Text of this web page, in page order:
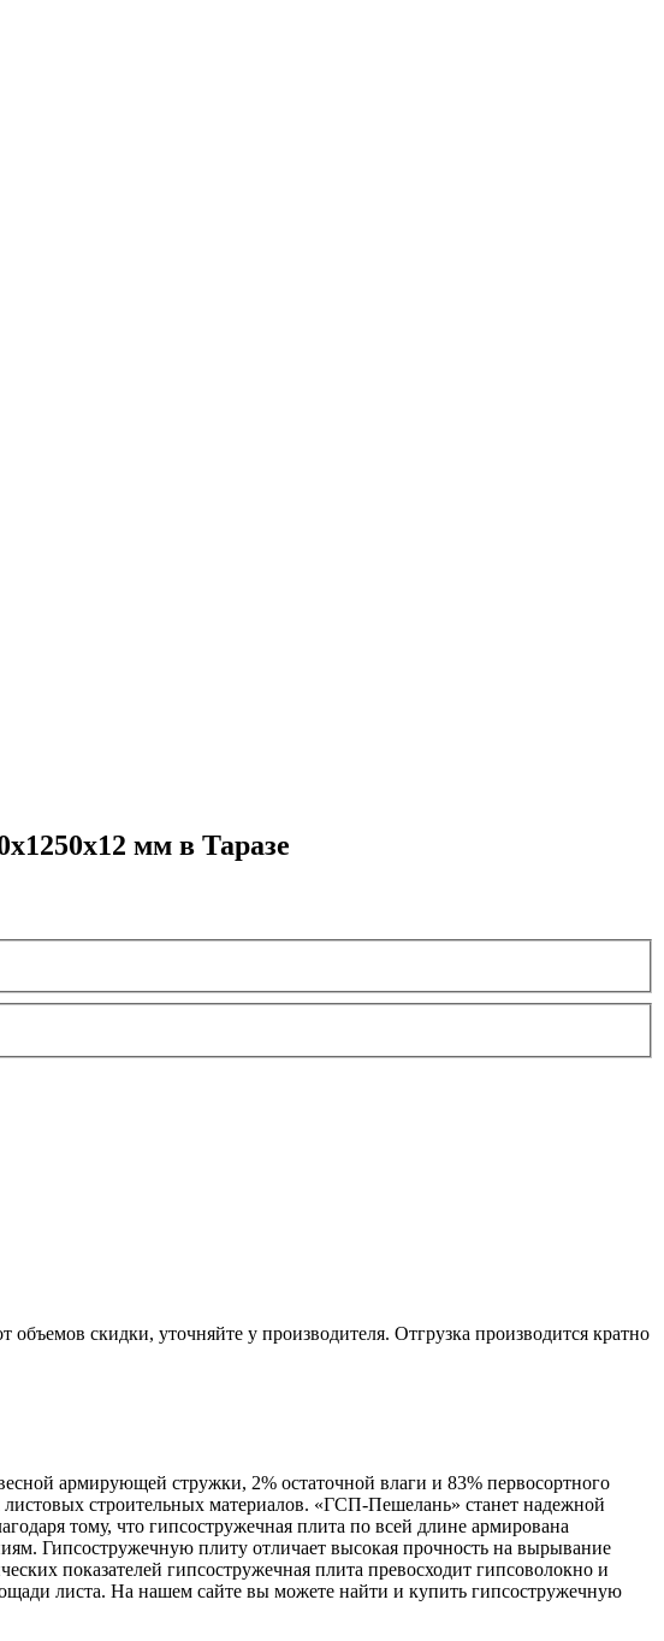
мм в Таразе
скидки, уточняйте у производителя. Отгрузка производится кратно
армирующей стружки, 2% остаточной влаги и 83% первосортного
строительных материалов. «ГСП-Пешелань» станет надежной
тому, что гипсостружечная плита по всей длине армирована
Гипсостружечную плиту отличает высокая прочность на вырывание
показателей гипсостружечная плита превосходит гипсоволокно и
листа. На нашем сайте вы можете найти и купить гипсостружечную